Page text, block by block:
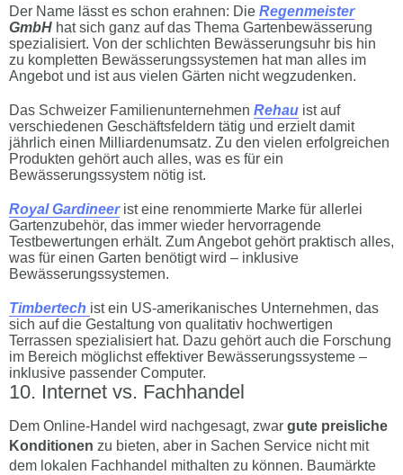
Der Name lässt es schon erahnen: Die Regenmeister
GmbH hat sich ganz auf das Thema Gartenbewässerung
spezialisiert. Von der schlichten Bewässerungsuhr bis hin
zu kompletten Bewässerungssystemen hat man alles im
Angebot und ist aus vielen Gärten nicht wegzudenken.
Das Schweizer Familienunternehmen Rehau ist auf
verschiedenen Geschäftsfeldern tätig und erzielt damit
jährlich einen Milliardenumsatz. Zu den vielen erfolgreichen
Produkten gehört auch alles, was es für ein
Bewässerungssystem nötig ist.
Royal Gardineerist eine renommierte Marke für allerlei
Gartenzubehör, das immer wieder hervorragende
Testbewertungen erhält. Zum Angebot gehört praktisch alles,
was für einen Garten benötigt wird – inklusive
Bewässerungssystemen.
Timbertech ist ein US-amerikanisches Unternehmen, das
sich auf die Gestaltung von qualitativ hochwertigen
Terrassen spezialisiert hat. Dazu gehört auch die Forschung
im Bereich möglichst effektiver Bewässerungssysteme –
inklusive passender Computer.
Internet vs. Fachhandel
Dem Online-Handel wird nachgesagt, zwar gute preisliche
Konditionen zu bieten, aber in Sachen Service nicht mit
dem lokalen Fachhandel mithalten zu können. Baumärkte